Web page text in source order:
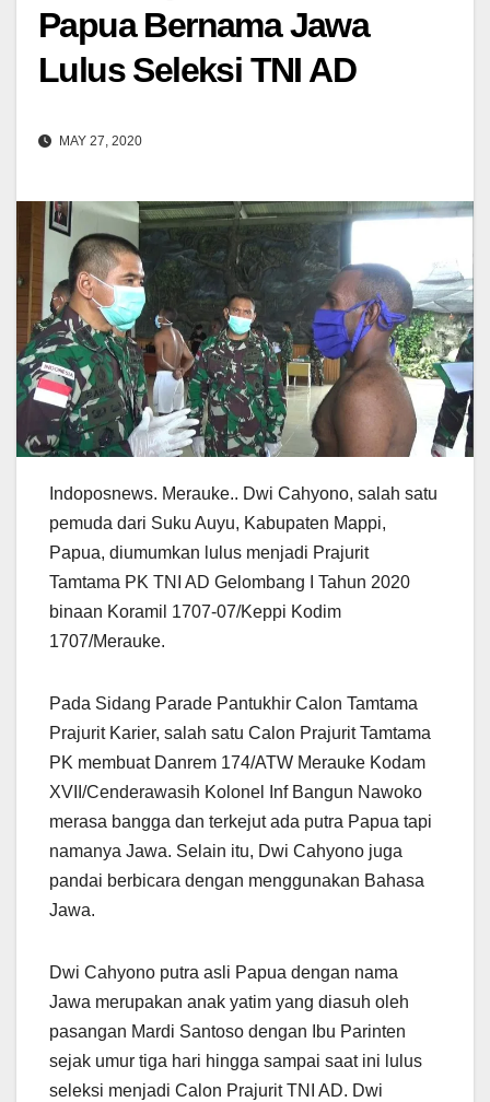
Papua Bernama Jawa
Lulus Seleksi TNI AD
MAY 27, 2020
Indoposnews. Merauke.. Dwi Cahyono, salah satu
pemuda dari Suku Auyu, Kabupaten Mappi,
Papua, diumumkan lulus menjadi Prajurit
Tamtama PK TNI AD Gelombang I Tahun 2020
binaan Koramil 1707-07/Keppi Kodim
1707/Merauke.
Pada Sidang Parade Pantukhir Calon Tamtama
Prajurit Karier, salah satu Calon Prajurit Tamtama
PK membuat Danrem 174/ATW Merauke Kodam
XVII/Cenderawasih Kolonel Inf Bangun Nawoko
merasa bangga dan terkejut ada putra Papua tapi
namanya Jawa. Selain itu, Dwi Cahyono juga
pandai berbicara dengan menggunakan Bahasa
Jawa.
Dwi Cahyono putra asli Papua dengan nama
Jawa merupakan anak yatim yang diasuh oleh
pasangan Mardi Santoso dengan Ibu Parinten
sejak umur tiga hari hingga sampai saat ini lulus
seleksi menjadi Calon Prajurit TNI AD. Dwi